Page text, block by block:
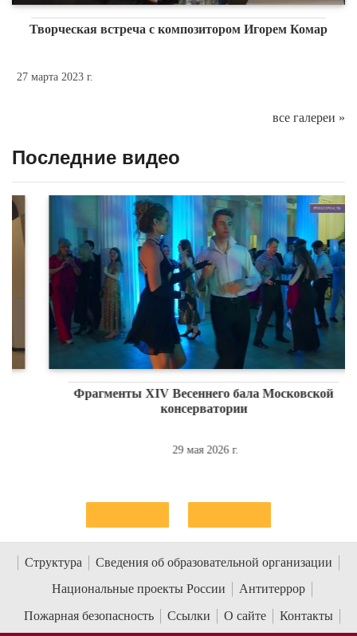
Творческая встреча с композитором Игорем Комар
27 марта 2023 г.
все галереи »
Последние видео
Фрагменты XIV Весеннего бала Московской
консерватории
29 мая 2026 г.
Структура
Сведения об образовательной организации
Национальные проекты России
Антитеррор
Пожарная безопасность
Ссылки О сайте Контакты